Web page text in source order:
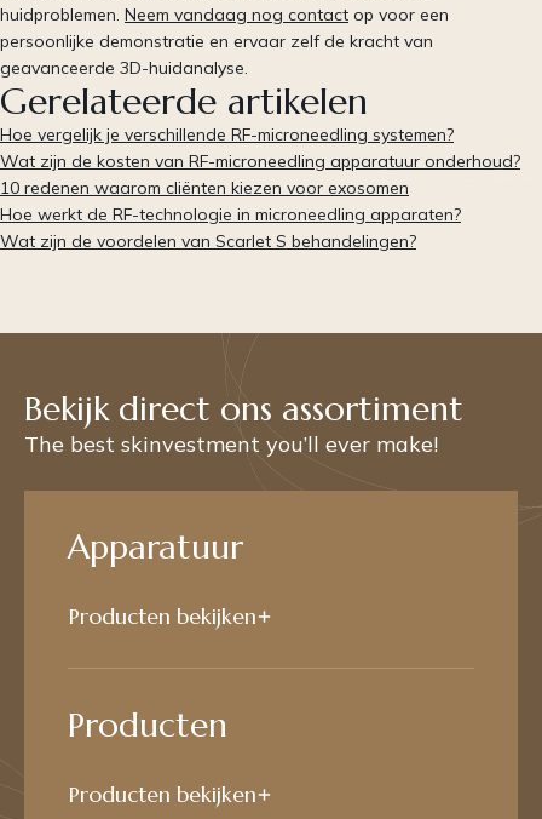
huidproblemen. Neem vandaag nog contact op voor een
persoonlijke demonstratie en ervaar zelf de kracht van
geavanceerde 3D-huidanalyse.
Gerelateerde artikelen
Hoe vergelijk je verschillende RF-microneedling systemen?
Wat zijn de kosten van RF-microneedling apparatuur onderhoud?
10 redenen waarom cliënten kiezen voor exosomen
Hoe werkt de RF-technologie in microneedling apparaten?
Wat zijn de voordelen van Scarlet S behandelingen?
Bekijk direct ons assortiment
The best skinvestment you’ll ever make!
Apparatuur
Producten bekijken
Producten
Producten bekijken